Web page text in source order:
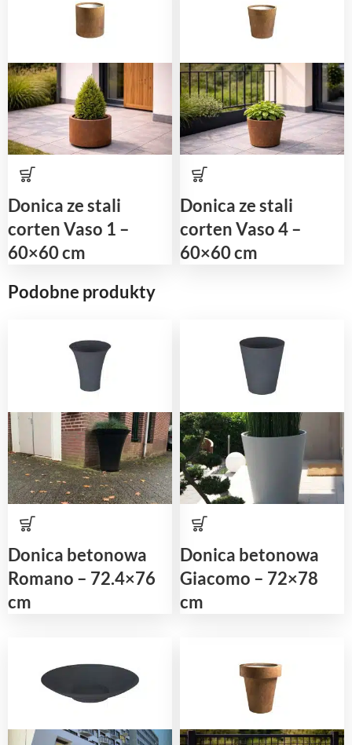
Donica ze stali
corten Vaso 1 –
60×60 cm
Donica ze stali
corten Vaso 4 –
60×60 cm
Podobne produkty
Donica betonowa
Romano – 72.4×76
cm
Donica betonowa
Giacomo – 72×78
cm